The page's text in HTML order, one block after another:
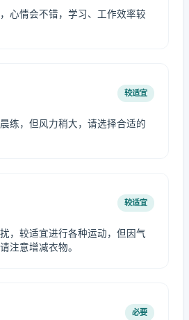
心情会不错，学习、工作效率较
较适宜
练，但风力稍大，请选择合适的
较适宜
，较适宜进行各种运动，但因气
注意增减衣物。
必要